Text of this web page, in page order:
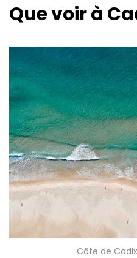
Que voir à
Côte de